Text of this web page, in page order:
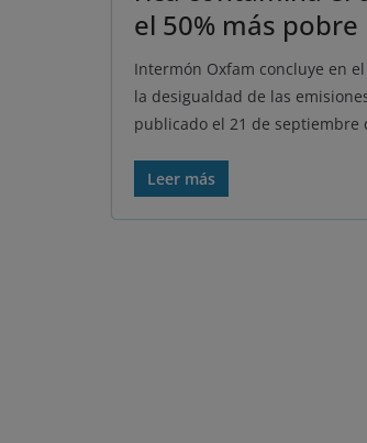
el 50% más pobre
Intermón Oxfam concluye en el
la desigualdad de las
publicado el 21 de septiembre
Leer más